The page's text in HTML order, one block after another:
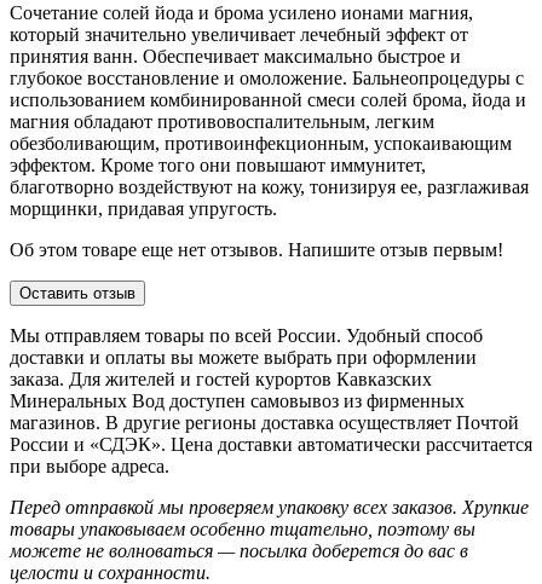
Сочетание солей йода и брома усилено ионами магния,
который значительно увеличивает лечебный эффект от
принятия ванн. Обеспечивает максимально быстрое и
глубокое восстановление и омоложение. Бальнеопроцедуры с
использованием комбинированной смеси солей брома, йода и
магния обладают противовоспалительным, легким
обезболивающим, противоинфекционным, успокаивающим
эффектом. Кроме того они повышают иммунитет,
благотворно воздействуют на кожу, тонизируя ее, разглаживая
морщинки, придавая упругость.
Об этом товаре еще нет отзывов. Напишите отзыв первым!
Оставить отзыв
Мы отправляем товары по всей России. Удобный способ
доставки и оплаты вы можете выбрать при оформлении
заказа. Для жителей и гостей курортов Кавказских
Минеральных Вод доступен самовывоз из фирменных
магазинов. В другие регионы доставка осуществляет Почтой
России и «СДЭК». Цена доставки автоматически рассчитается
при выборе адреса.
Перед отправкой мы проверяем упаковку всех заказов. Хрупкие
товары упаковываем особенно тщательно, поэтому вы
можете не волноваться — посылка доберется до вас в
целости и сохранности.